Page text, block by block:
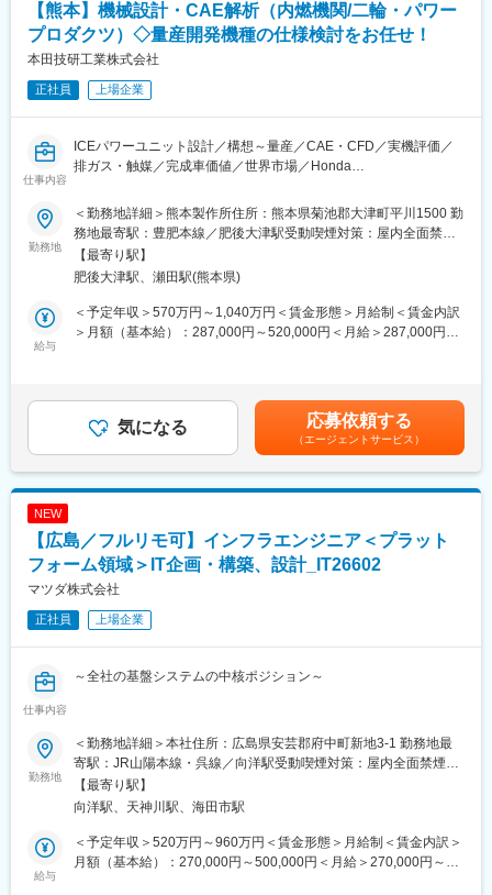
【熊本】機械設計・CAE解析（内燃機関/二輪・パワー
プロダクツ）◇量産開発機種の仕様検討をお任せ！
本田技研工業株式会社
正社員 上場企業
仕事内容
ICEパワーユニット設計／構想～量産／CAE・CFD／実機評価／
排ガス・触媒／完成車価値／世界市場／Honda
世界シェアNo.1のHonda二輪・パワープロダクツ領域で、完成車
コンセプト起点のICEパワーユニット開発に挑むポジションです。
解析と実証を往復し、出力・環境性能・快適性を統合最適化しま
す。
■業務内容
1. 構想設計・レイアウト検討
・仕様決定： 出力特性、環境性能（排ガス低減）、振動、サウン
ド、操作性（ドライバビリティ）などの目標値を設定し、駆動系
仕様の組合せを含めた総合的な仕様検討。
3. 実車での実証・評価
・試作/検証： 試作車や生産準備車を用いた実走行・稼働テストを
ウンド特性、駆動系を含めた操作性が狙い通りとなっているかの
や「加速フィーリング」の磨き込み。
・生産・製造技術整合： 自社工場および国内外の部品製造お取引
先と連携し、製造コストや造りやすさを考慮した仕様調整。
・出図： 最終的な製品仕様を反映した詳細設計および図面作成。
解析専業に留まらず、実機・完成車での検証まで一気通貫。数値
とフィーリングの両立を追求し、世界市場向け商品価値に直結す
勤務地
＜勤務地詳細＞熊本製作所住所：熊本県菊池郡大津町平川1500 勤
務地最寄駅：豊肥本線／肥後大津駅受動喫煙対策：屋内全面禁煙
変更の範囲：会社の定める事業所
【最寄り駅】
肥後大津駅、瀬田駅(熊本県)
給与
＜予定年収＞570万円～1,040万円＜賃金形態＞月給制＜賃金内訳
＞月額（基本給）：287,000円～520,000円＜月給＞287,000円～
気になる 応募依頼する
（エージェントサービス）
NEW
【広島／フルリモ可】インフラエンジニア＜プラット
フォーム領域＞IT企画・構築、設計_IT26602
マツダ株式会社
正社員 上場企業
仕事内容
～全社の基盤システムの中核ポジション～
100年に一度の変革期を迎える自動車業界において、マツダでは
莫大な顧客データ・車載データを有効活用するため、新規システ
ムの開発および、既存システムの見直し・再構築への取り組みを
強化しております。
この取り組みを支えるべく、ITインフラとして既存のオンプレミ
スとクラウドを連携したハイブリッドクラウドを整備していま
す。
勤務地
＜勤務地詳細＞本社住所：広島県安芸郡府中町新地3-1 勤務地最
寄駅：JR山陽本線・呉線／向洋駅受動喫煙対策：屋内全面禁煙変
更の範囲：将来的に国内・海外事業所への異動の可能性あり（リ
モートワーク含む）
【最寄り駅】
向洋駅、天神川駅、海田市駅
給与
＜予定年収＞520万円～960万円＜賃金形態＞月給制＜賃金内訳＞
月額（基本給）：270,000円～500,000円＜月給＞270,000円～